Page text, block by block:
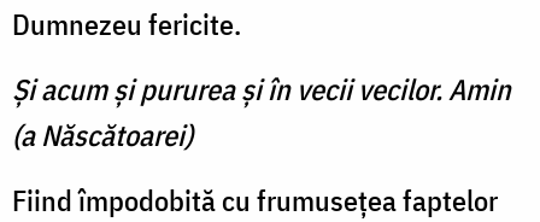
Dumnezeu fericite.
Şi acum şi pururea şi în vecii vecilor. Amin
(a Născătoarei)
Fiind împodobită cu frumuseţea faptelor